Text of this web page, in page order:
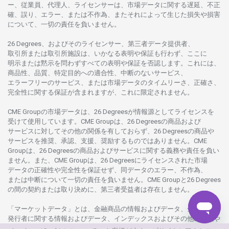
ー、従業員、代理人、ライセンサーは、 市場データに関する遅延、不正
確、誤り、エラー、
または不作為、 またそれに よって生じた損失や損害
について、 一切の責任を負いません。
26 Degrees、 およびそのライセンサー、 第三者データ提供者、
取引所または取引所施設は、いかなる表明や保証も行わず、
ここに
明示または黙示を問わずすべての表明や保証を否認し ます。
これには、
商品性、品質、 特定目的への適合性、 中断のないサービス、
エラーフリーのサービス、 または市場データのタイムリーさ、正確さ、
完全性に関する保証が含まれますが、これに限定さ れません。
CME Groupの市場データは、26 Degreesが情報源としてライセンスを
受けて使用しています。 CME Groupは、26 Degreesの商品および
サービスに対してその他の関係を有しておらず、26 Degreesの商品や
サービスを推奨、承認、支援、 奨励するものではありません。 CME
Groupは、26 Degreesの商品およびサービスに関する義務や責任を負い
ません。また、CME Groupは、26 Degreesに ライセンスさ れた市場
データの正確性や完全性を保証せず、 同データのエラー、不作為、
または中断について一切の責任を負いません。 CME Groupと26 Degrees
の間の契約または取り 決めに、 第三者受益者は存在し ません。
「マーケットデータ」とは、 金融商品の情報およびデータ、 金融商品の
発行者に関する情報およびデータ、 インデックスおよびその他の
情報や